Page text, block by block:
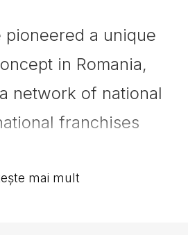
pioneered a unique
in Romania,
network of national
franchises
focus on luxury
mai mult